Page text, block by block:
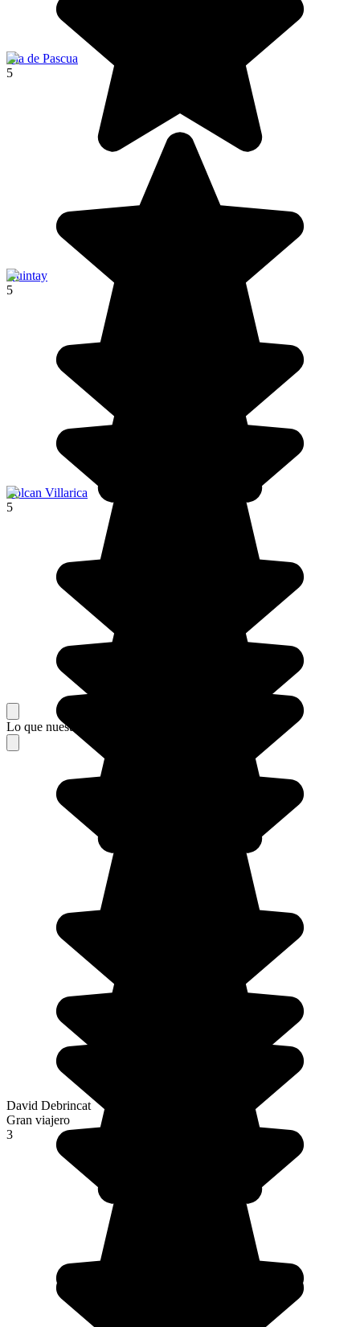
Isla de Pascua
5
Quintay
5
Volcan Villarica
5
Lo que nuestros viajeros piensan de su estancia
David Debrincat
Gran viajero
3